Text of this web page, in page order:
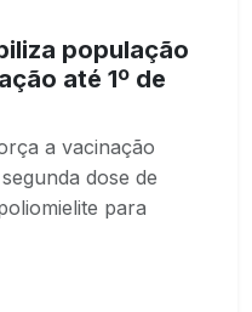
população
até 1º de
a vacinação
dose de
para